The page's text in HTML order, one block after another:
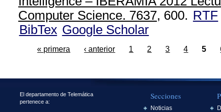
Computer Science. 7637, 600. RTF
BibTex Google Scholar
« primera ‹ anterior 1 2 3 4 5
El departamento de Telemática
pertenece a:
Secciones
Noticias